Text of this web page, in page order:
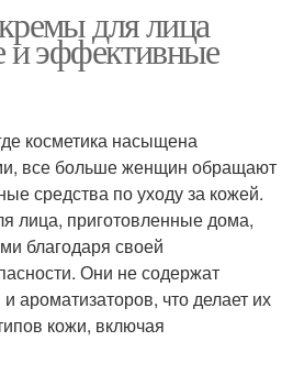
для лица
и эффективные
косметика насыщена
все больше женщин обращают
средства по уходу за кожей.
лица, приготовленные дома,
благодаря своей
Они не содержат
ароматизаторов, что делает их
кожи, включая